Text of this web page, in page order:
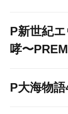
P新世紀
哮〜
P大海物